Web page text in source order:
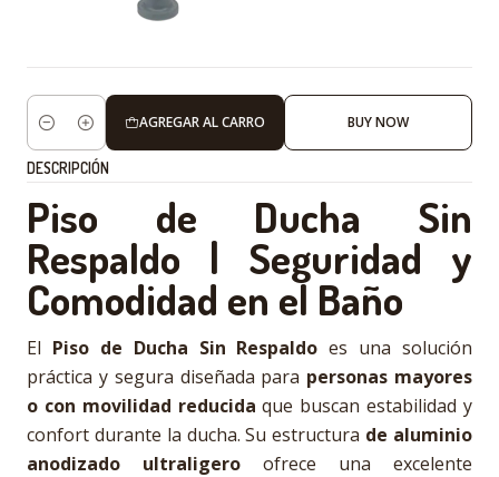
Cantidad
AGREGAR AL CARRO BUY NOW
DESCRIPCIÓN
Piso de Ducha Sin
Respaldo | Seguridad y
Comodidad en el Baño
El Piso de Ducha Sin Respaldo es una solución
práctica y segura diseñada para personas mayores
o con movilidad reducida que buscan estabilidad y
confort durante la ducha. Su estructura de aluminio
anodizado ultraligero ofrece una excelente